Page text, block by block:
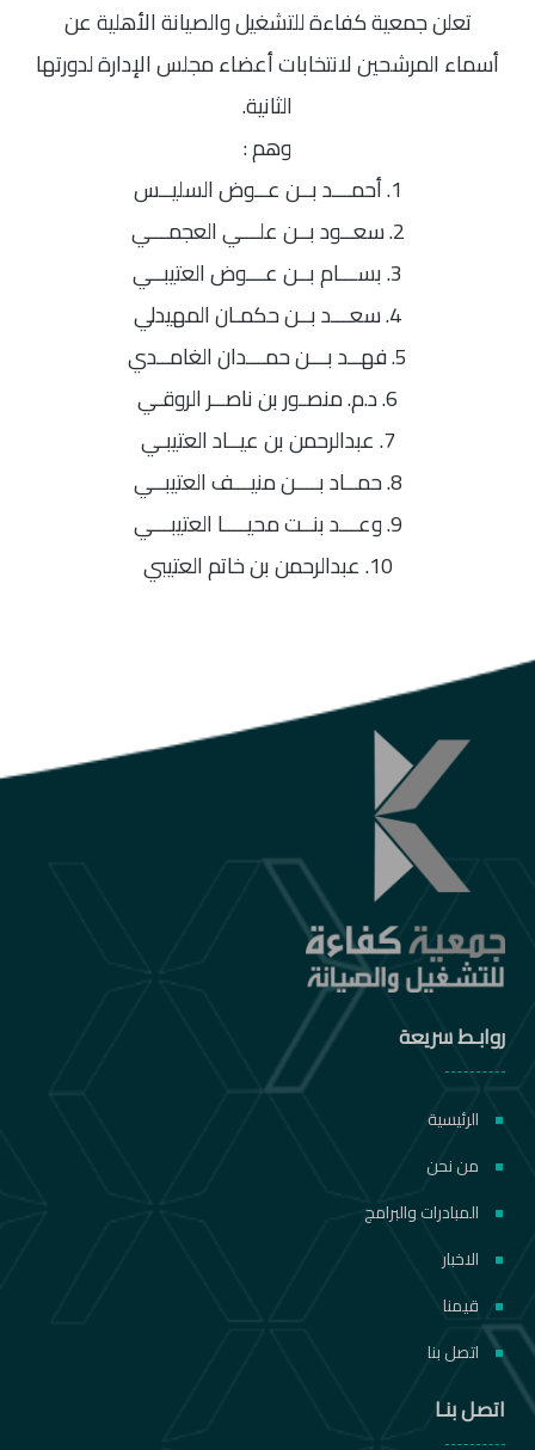
تعلن جمعية كفاءة للتشغيل والصيانة الأهلية عن
أسماء المرشحين لانتخابات أعضاء مجلس الإدارة لدورتها
الثانية.
وهم :
1. أحمـــد بــن عــوض السليــس
2. سعــود بــن علـــي العجمـــي
3. بســـام بــن عـــوض العتيبــي
4. سعـــد بــن حكمـان المهيدلي
5. فهــد بـــن حمـــدان الغامــدي
6. د.م. منصـور بن ناصــر الروقـي
7. عبدالرحمن بن عيــاد العتيبـي
8. حمــاد بــــن منيـــف العتيبــي
9. وعـــد بنــت محيــــا العتيبـــي
10. عبدالرحمن بن خاتم العتيبي
روابـط سريعة
الرئيسية
من نحن
المبادرات والبرامج
الاخبار
قيمنا
اتصل بنا
اتصل بنـا